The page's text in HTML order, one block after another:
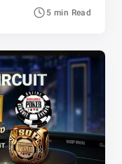
5 min Read